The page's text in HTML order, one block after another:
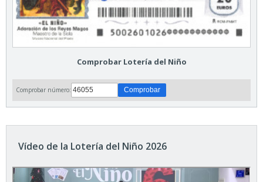
Comprobar Lotería del Niño
Comprobar número:
Vídeo de la Lotería del Niño 2026